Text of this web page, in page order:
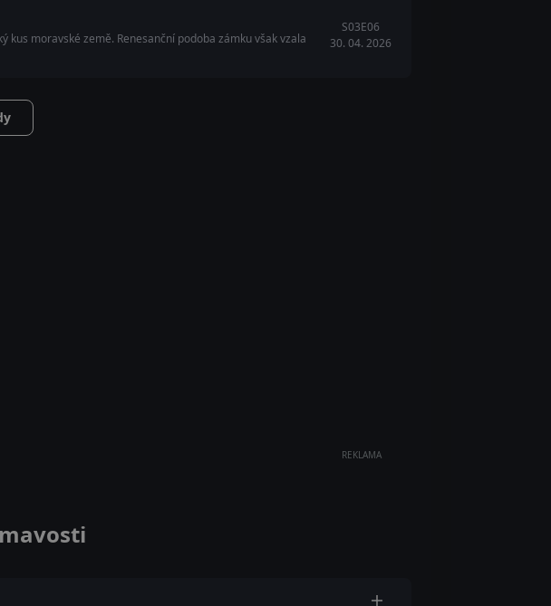
moravské země. Renesanční podoba zámku však vzala
S03E06
30. 04. 2026
REKLAMA